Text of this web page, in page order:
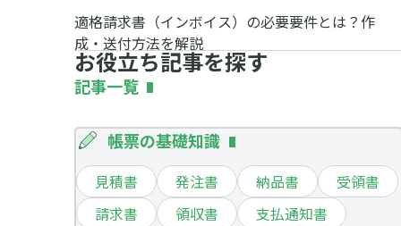
適格請求書（インボイス）の必要要件とは？作
成・送付方法を解説
お役立ち記事を探す
記事一覧
帳票の基礎知識
見積書 発注書 納品書
受領書
請求書
領収書 支払通知書